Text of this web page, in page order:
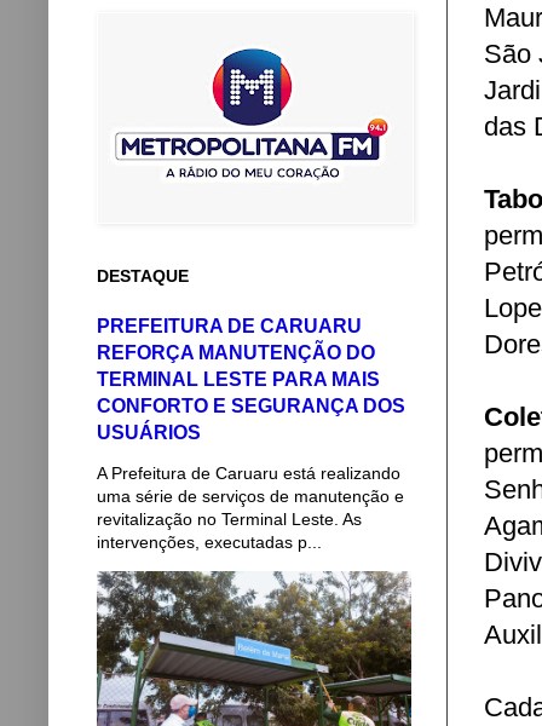
São
das
DESTAQUE
PREFEITURA DE CARUARU
REFORÇA MANUTENÇÃO DO
TERMINAL LESTE PARA MAIS
CONFORTO E SEGURANÇA DOS
USUÁRIOS
A Prefeitura de Caruaru está realizando
uma série de serviços de manutenção e
revitalização no Terminal Leste. As
intervenções, executadas p...